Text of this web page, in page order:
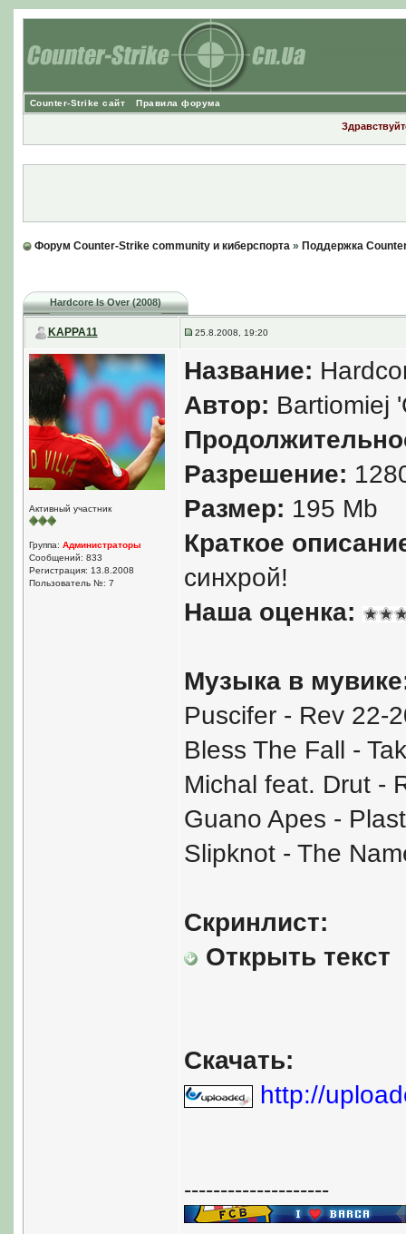
Counter-Strike сайт Правила форума
Форум Counter-Strike community и киберспорта» Поддержка
Hardcore Is Over (2008)
KAPPA11 25.8.2008, 19:20
Активный участник
Группа: Администраторы
Сообщений: 833
Регистрация: 13.8.2008
Пользователь №: 7
Название:
Автор: Bartіomiej
Разрешение:
Размер: 195 Mb
Краткое
синхрой!
Наша оценка:
Музыка в
Puscifer - Rev 22-
Bless The Fall -
Michal feat. Drut -
Guano Apes -
Slipknot - The
Скринлист:
Открыть текст
Скачать:
http://
--------------------